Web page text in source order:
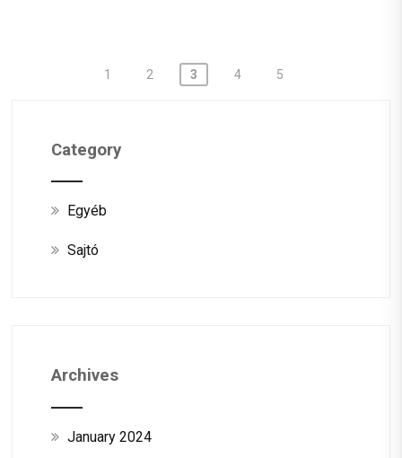
1 2 3 4 5
Category
Egyéb
Sajtó
Archives
January 2024